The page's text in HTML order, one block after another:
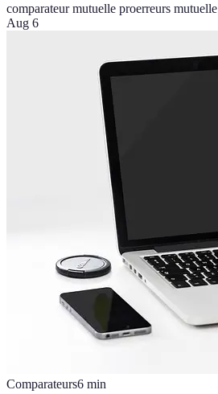
comparateur mutuelle proerreurs mutuelle
Aug 6
Comparateurs6 min